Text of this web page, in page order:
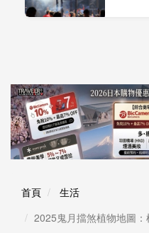
首頁
生活
2025鬼月擋煞植物地圖